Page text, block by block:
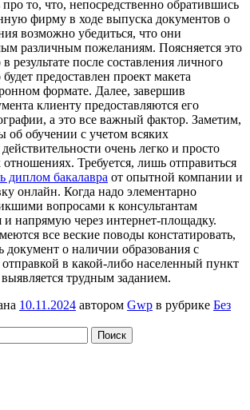
то, что, непосредственно обратившись
фирму в ходе выпуска документов о
возможно убедиться, что они
различным пожеланиям. Поясняется это
результате после составления личного
предоставлен проект макета
формате. Далее, завершив
клиенту предоставляются его
а это все важный фактор. Заметим,
об обучении с учетом всяких
очень легко и просто
Требуется, лишь отправиться
диплом бакалавра от опытной компании и
онлайн. Когда надо элементарно
вопросами к консультантам
напрямую через интернет-площадку.
все веские поводы констатировать,
документ о наличии образования с
в какой-либо населенный пункт
трудным заданием.
10.11.2024 автором Gwp в рубрике Без